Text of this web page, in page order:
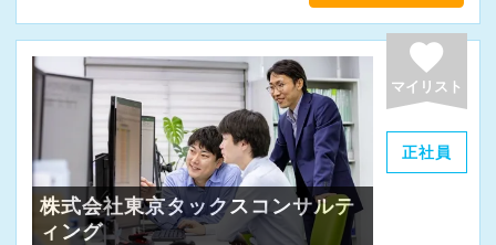
favorite
マイリスト
正社員
株式会社東京タックスコンサルテ
ィング